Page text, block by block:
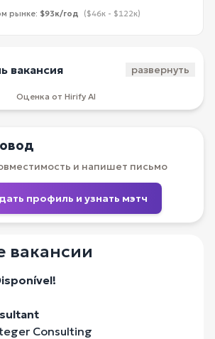
рынке: $93к/год ($46к - $122к)
вакансия развернуть
Оценка от Hirify AI
и напишет письмо
профиль и узнать мэтч
вакансии
Consulting